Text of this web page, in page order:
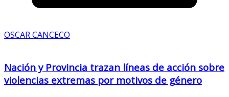
OSCAR CANCECO
Nación y Provincia trazan líneas de acción sobre
violencias extremas por motivos de género